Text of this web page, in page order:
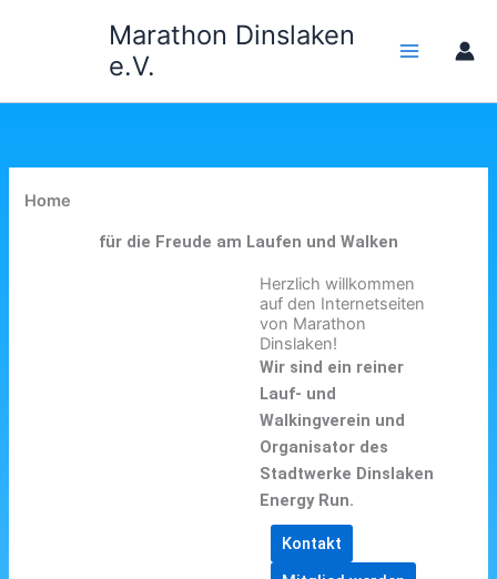
Marathon Dinslaken
e.V.
Home
für die Freude am Laufen und Walken
Herzlich willkommen
auf den Internetseiten
von Marathon
Dinslaken!
Wir sind ein reiner
Lauf- und
Walkingverein und
Organisator des
Stadtwerke Dinslaken
Energy Run.
Kontakt